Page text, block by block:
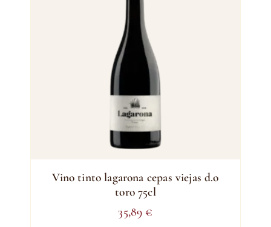
Vino tinto lagarona cepas viejas d.o
toro 75cl
35,89 €